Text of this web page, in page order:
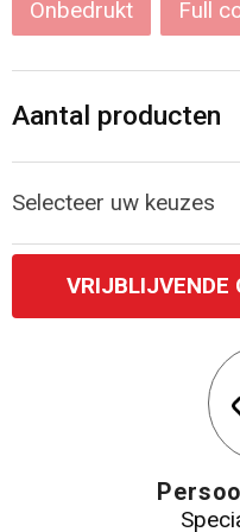
Jute tassen
Onbedrukt Full
Aantal producten
Selecteer uw keuzes
VRIJBLIJVENDE